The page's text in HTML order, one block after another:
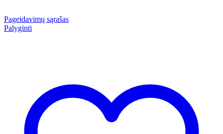
Pageidavimų sąrašas
Palyginti